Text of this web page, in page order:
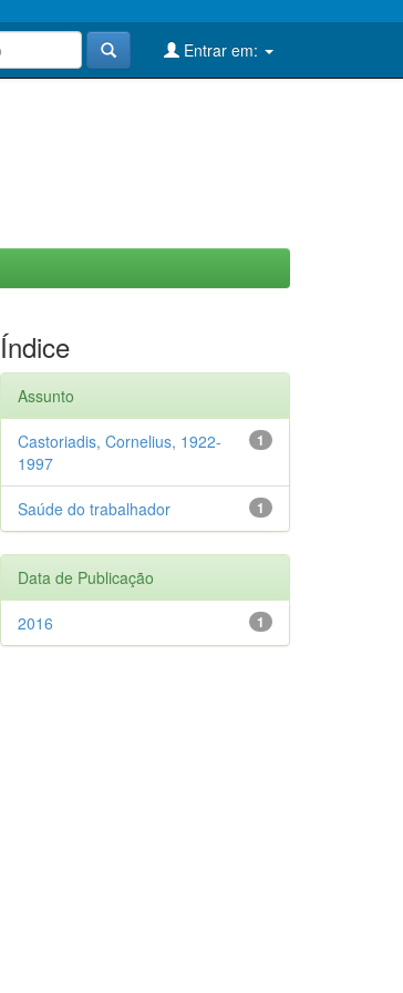
Entrar em:
Índice
Assunto
1
Castoriadis, Cornelius, 1922-
1997
1
Saúde do trabalhador
Data de Publicação
1
2016